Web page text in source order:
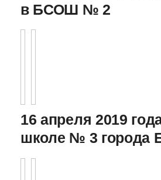
в БСОШ № 2
16 апреля 2019
школе № 3 города